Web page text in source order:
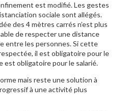
est modifié. Les gestes
sociale sont allégés.
des 4 mètres carrés n’est plus
de respecter une distance
entre les personnes. Si cette
il est obligatoire pour le
est obligatoire pour le salarié.
mais reste une solution à
à une activité plus